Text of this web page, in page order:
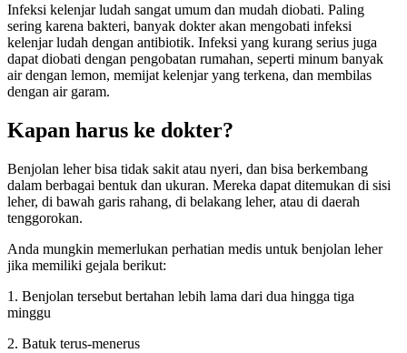
Infeksi kelenjar ludah sangat umum dan mudah diobati. Paling
sering karena bakteri, banyak dokter akan mengobati infeksi
kelenjar ludah dengan antibiotik. Infeksi yang kurang serius juga
dapat diobati dengan pengobatan rumahan, seperti minum banyak
air dengan lemon, memijat kelenjar yang terkena, dan membilas
dengan air garam.
Kapan harus ke dokter?
Benjolan leher bisa tidak sakit atau nyeri, dan bisa berkembang
dalam berbagai bentuk dan ukuran. Mereka dapat ditemukan di sisi
leher, di bawah garis rahang, di belakang leher, atau di daerah
tenggorokan.
Anda mungkin memerlukan perhatian medis untuk benjolan leher
jika memiliki gejala berikut:
1. Benjolan tersebut bertahan lebih lama dari dua hingga tiga
minggu
2. Batuk terus-menerus